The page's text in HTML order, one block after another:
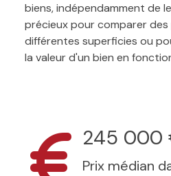
biens, indépendamment de
précieux pour comparer
différentes superficies ou
la valeur d'un bien en
245 000
Prix médian